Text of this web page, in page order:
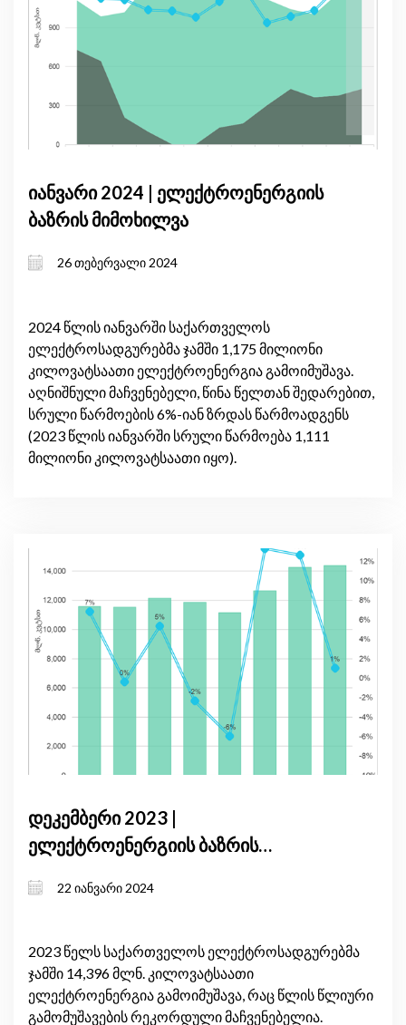
იანვარი 2024 | ელექტროენერგიის
ბაზრის მიმოხილვა
26 თებერვალი 2024
2024 წლის იანვარში საქართველოს
ელექტროსადგურებმა ჯამში 1,175 მილიონი
კილოვატსაათი ელექტროენერგია გამოიმუშავა.
აღნიშნული მაჩვენებელი, წინა წელთან შედარებით,
სრული წარმოების 6%-იან ზრდას წარმოადგენს
(2023 წლის იანვარში სრული წარმოება 1,111
მილიონი კილოვატსაათი იყო).
დეკემბერი 2023 |
ელექტროენერგიის ბაზრის
22 იანვარი 2024
2023 წელს საქართველოს ელექტროსადგურებმა
ჯამში 14,396 მლნ. კილოვატსაათი
ელექტროენერგია გამოიმუშავა, რაც წლის წლიური
გამომუშავების რეკორდული მაჩვენებელია.